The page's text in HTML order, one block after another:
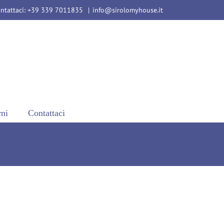
+39 339 7011835 | info@sirolomyhouse.it
Contattaci